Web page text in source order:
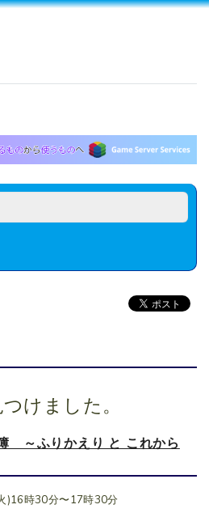
けました。
～ふりかえり と これから
)16時30分〜17時30分